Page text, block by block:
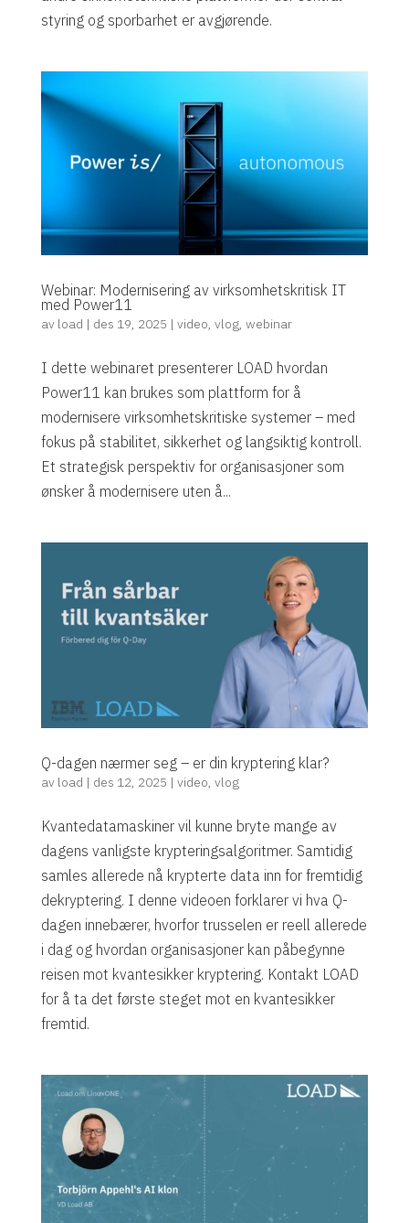
styring og sporbarhet er avgjørende.
Webinar: Modernisering av virksomhetskritisk IT
med Power11
av load | des 19, 2025 | video, vlog, webinar
I dette webinaret presenterer LOAD hvordan
Power11 kan brukes som plattform for å
modernisere virksomhetskritiske systemer – med
fokus på stabilitet, sikkerhet og langsiktig kontroll.
Et strategisk perspektiv for organisasjoner som
ønsker å modernisere uten å...
Q-dagen nærmer seg – er din kryptering klar?
av load | des 12, 2025 | video vlog
Kvantedatamaskiner vil kunne bryte mange av
dagens vanligste krypteringsalgoritmer. Samtidig
samles allerede nå krypterte data inn for fremtidig
dekryptering. I denne videoen forklarer vi hva Q-
dagen innebærer, hvorfor trusselen er reell allerede
i dag og hvordan organisasjoner kan påbegynne
reisen mot kvantesikker kryptering. Kontakt LOAD
for å ta det første steget mot en kvantesikker
fremtid.